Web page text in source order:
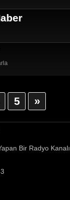
5 »
Bir Radyo Kanalı